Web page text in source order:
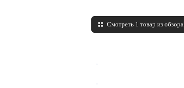
Смотреть 1 товар из обзора